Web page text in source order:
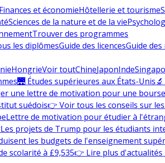
Finances et économieHôtellerie et tourisme
Sciences de la nature et de la vie
Trouver des programmes
les diplômesGuide des licencesGuide
HongrieVoir toutChineJaponInde
🌉 Études supérieures aux États-Unis
une lettre de motivation pour une bourse
suédois👉 Voir tous les conseils sur
Lettre de motivation pour étudier à
Les projets de Trump pour les étudiants
les budgets de l'enseignement
scolarité à £9,535👉 Lire plus